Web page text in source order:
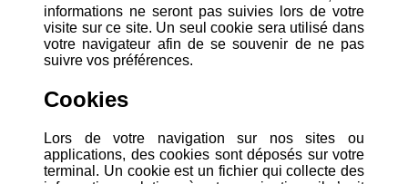
informations ne seront pas suivies lors de votre
visite sur ce site. Un seul cookie sera utilisé dans
votre navigateur afin de se souvenir de ne pas
suivre vos préférences.
Cookies
Lors de votre navigation sur nos sites ou
applications, des cookies sont déposés sur votre
terminal. Un cookie est un fichier qui collecte des